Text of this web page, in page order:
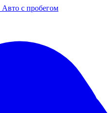
Авто с пробегом